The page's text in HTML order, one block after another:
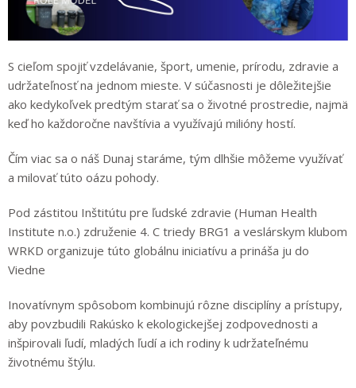
S cieľom spojiť vzdelávanie, šport, umenie, prírodu, zdravie a
udržateľnosť na jednom mieste. V súčasnosti je dôležitejšie
ako kedykoľvek predtým starať sa o životné prostredie, najmä
keď ho každoročne navštívia a využívajú milióny hostí.
Čím viac sa o náš Dunaj staráme, tým dlhšie môžeme využívať
a milovať túto oázu pohody.
Pod zástitou Inštitútu pre ľudské zdravie (Human Health
Institute n.o.) združenie 4. C triedy BRG1 a veslárskym klubom
WRKD organizuje túto globálnu iniciatívu a prináša ju do
Viedne
Inovatívnym spôsobom kombinujú rôzne disciplíny a prístupy,
aby povzbudili Rakúsko k ekologickejšej zodpovednosti a
inšpirovali ľudí, mladých ľudí a ich rodiny k udržateľnému
životnému štýlu.